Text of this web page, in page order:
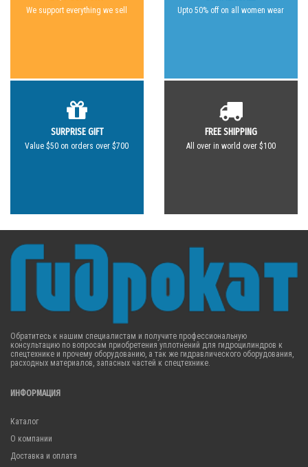
We support everything we sell Upto 50% off on all women wear
SURPRISE GIFT
Value $50 on orders over $700
FREE SHIPPING
All over in world over $100
Обратитесь к нашим специалистам и получите профессиональную
консультацию по вопросам приобретения уплотнений для гидроцилиндров к
спецтехнике и прочему оборудованию, а так же гидравлического оборудования,
расходных материалов, запасных частей к спецтехнике.
ИНФОРМАЦИЯ
Каталог
О компании
Доставка и оплата